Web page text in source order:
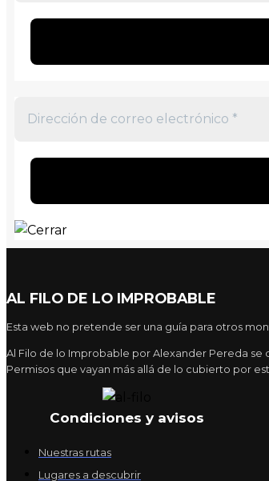
AL FILO DE LO IMPROBABLE
Esta web no pretende ser una guía para otros
Al Filo de lo Improbable por Alexander Pereda se
Permisos que vayan más allá de lo cubierto por
Condiciones y avisos
Nuestras rutas
Lugares a descubrir